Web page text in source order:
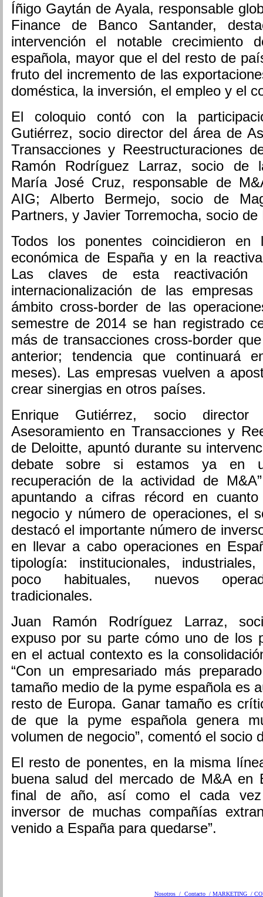
Íñigo Gaytán de Ayala, responsable
Finance de Banco Santander,
intervención el notable crecimiento
española, mayor que el del resto de
fruto del incremento de las
doméstica, la inversión, el empleo y el
El coloquio contó con la
Gutiérrez, socio director del área de
Transacciones y Reestructuraciones
Ramón Rodríguez Larraz, socio de
María José Cruz, responsable de
AIG; Alberto Bermejo, socio de
Partners, y Javier Torremocha, socio de
Todos los ponentes coincidieron en
económica de España y en la
Las claves de esta
internacionalización de las
ámbito cross-border de las
semestre de 2014 se han registrado
más de transacciones cross-border
anterior; tendencia que continuará
meses). Las empresas vuelven a
crear sinergias en otros países.
Enrique Gutiérrez, socio
Asesoramiento en Transacciones y
de Deloitte, apuntó durante su
debate sobre si estamos ya en
recuperación de la actividad de
apuntando a cifras récord en
negocio y número de operaciones, el
destacó el importante número de
en llevar a cabo operaciones en
tipología: institucionales,
poco habituales, nuevos
tradicionales.
Juan Ramón Rodríguez Larraz,
expuso por su parte cómo uno de los
en el actual contexto es la
“Con un empresariado más
tamaño medio de la pyme española es
resto de Europa. Ganar tamaño es
de que la pyme española genera
volumen de negocio”, comentó el socio
El resto de ponentes, en la misma
buena salud del mercado de M&A en
final de año, así como el cada vez
inversor de muchas compañías
venido a España para quedarse”.
Nosotros / Contacto / MARKETING /